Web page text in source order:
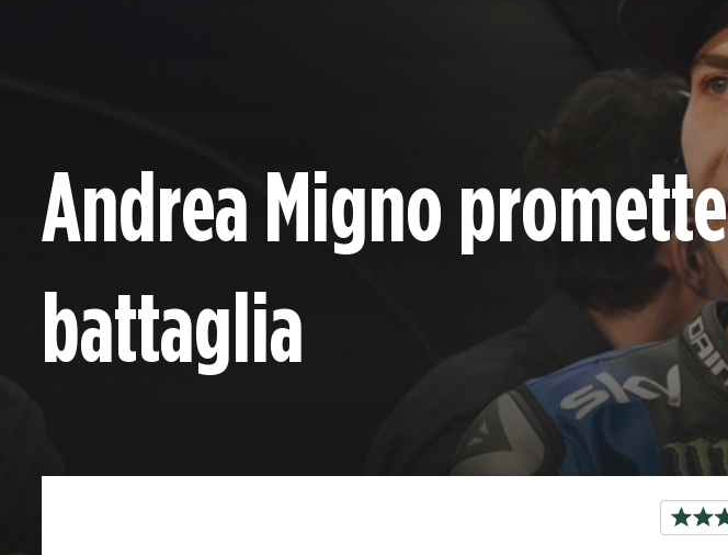
Andrea Migno promette
battaglia